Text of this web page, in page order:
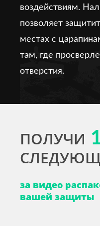
воздействиям.
позволяет
местах с
там, где
отверстия.
ПОЛУЧИ
за видео
вашей защиты